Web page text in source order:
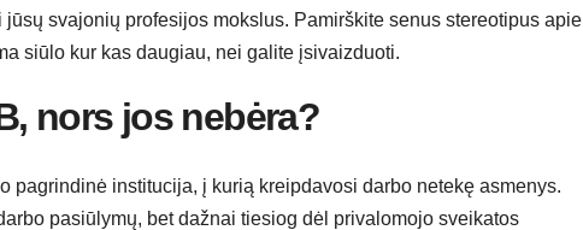
svajonių profesijos mokslus. Pamirškite senus stereotipus apie
siūlo kur kas daugiau, nei galite įsivaizduoti.
nors jos nebėra?
pagrindinė institucija, į kurią kreipdavosi darbo netekę asmenys.
pasiūlymų, bet dažnai tiesiog dėl privalomojo sveikatos